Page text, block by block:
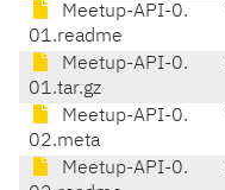
Meetup-API-0.
01.readme
Meetup-API-0.
01.tar.gz
Meetup-API-0.
02.meta
Meetup-API-0.